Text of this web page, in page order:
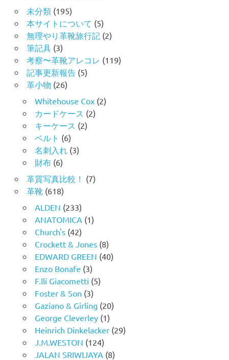
未分類(195)
本サイトについて (5)
無理やり革靴旅行記 (2)
筆記具(3)
考察〜革靴アレコレ (119)
記事更新報告(5)
革小物 (26)
Whitehouse Cox(2)
カードケース (2)
キーケース (2)
ベルト (6)
名刺入れ (3)
財布(6)
革質写真比較！ (7)
革靴(618)
ALDEN (233)
ANATOMICA (1)
Church's(42)
Crockett & Jones(8)
EDWARD GREEN (40)
Enzo Bonafe (3)
F.lli Giacometti (5)
Foster & Son (3)
Gaziano & Girling (20)
George Cleverley(1)
Heinrich Dinkelacker(29)
J.M.WESTON (124)
JALAN SRIWIJAYA (8)